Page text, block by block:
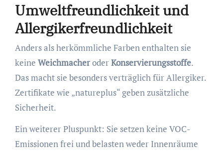
Umweltfreundlichkeit und
Allergikerfreundlichkeit
Anders als herkömmliche Farben enthalten sie
keine WeichmacheroderKonservierungsstoffe.
Das macht sie besonders verträglich für Allergiker.
Zertifikate wie „natureplus“ geben zusätzliche
Sicherheit.
Ein weiterer Pluspunkt: Sie setzen keine VOC-
Emissionen frei und belasten weder Innenräume